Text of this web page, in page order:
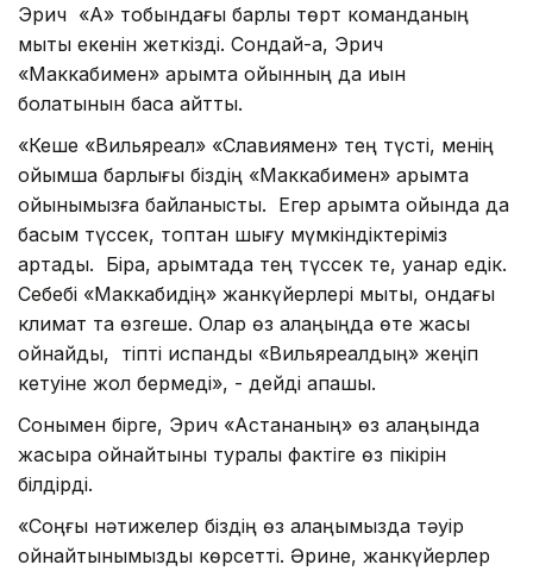
Эрич «А» тобындағы барлық төрт команданың
мықты екенін жеткізді. Сондай-ақ, Эрич
«Маккабимен» қарымта ойынның да қиын
болатынын баса айтты.
«Кеше «Вильяреал» «Славиямен» тең түсті, менің
ойымша барлығы біздің «Маккабимен» қарымта
ойынымызға байланысты. Егер қарымта ойында да
басым түссек, топтан шығу мүмкіндіктеріміз
артады. Бірақ, қарымтада тең түссек те, қуанар едік.
Себебі «Маккабидің» жанкүйерлері мықты, ондағы
климат та өзгеше. Олар өз алаңыңда өте жақсы
ойнайды, тіпті испандық «Вильяреалдың» жеңіп
кетуіне жол бермеді», - дейді қақпашы.
Сонымен бірге, Эрич «Астананың» өз алаңында
жақсырақ ойнайтыны туралы фактіге өз пікірін
білдірді.
«Соңғы нәтижелер біздің өз алаңымызда тәуір
ойнайтынымызды көрсетті. Әрине, жанкүйерлер